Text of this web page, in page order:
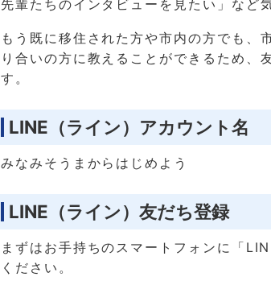
先輩たちのインタビューを見たい」など
もう既に移住された方や市内の方でも、
り合いの方に教えることができるため、
す。
LINE（ライン）アカウント名
みなみそうまからはじめよう
LINE（ライン）友だち登録
まずはお手持ちのスマートフォンに「
ください。